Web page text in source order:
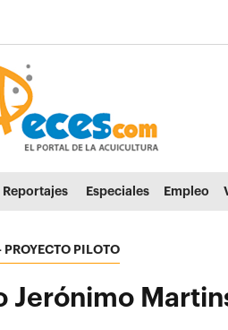
+ u)
Reportajes Especiales Empleo
PROYECTO PILOTO
Jerónimo